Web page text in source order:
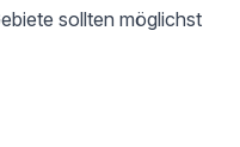
sollten möglichst